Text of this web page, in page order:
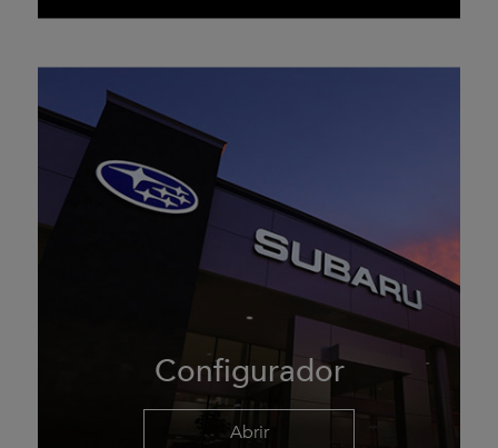
Configurador
Abrir